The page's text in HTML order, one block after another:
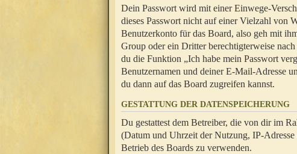
Dein Passwort wird mit einer Einwege-
dieses Passwort nicht auf einer Vielzahl von
Benutzerkonto für das Board, also geh mit
Group oder ein Dritter berechtigterweise
du die Funktion „Ich habe mein Passwort
Benutzernamen und deiner E-Mail-Adresse
du dann auf das Board zugreifen kannst.
GESTATTUNG DER DATENSPEICHERUNG
Du gestattest dem Betreiber, die von dir im
(Datum und Uhrzeit der Nutzung, IP-
Betrieb des Boards zu verwenden.